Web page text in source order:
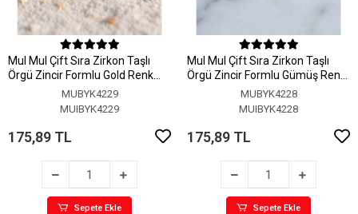
MuI MuI Çift Sıra Zirkon Taşlı
Örgü Zincir Formlu Gold Renk
MUBYK4229
MUIBYK4229
175,89 TL
Sepete Ekle
MuI MuI Çift Sıra Zirkon Taşlı
Örgü Zincir Formlu Gümüş Renk
MUBYK4228
MUIBYK4228
175,89 TL
Sepete Ekle